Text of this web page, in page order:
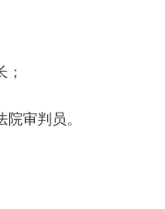
；
院审判员。